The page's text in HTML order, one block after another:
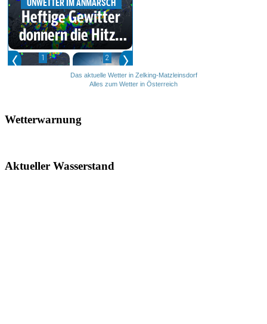
Das aktuelle Wetter in Zelking-Matzleinsdorf
Alles zum Wetter in Österreich
Wetterwarnung
Aktueller Wasserstand